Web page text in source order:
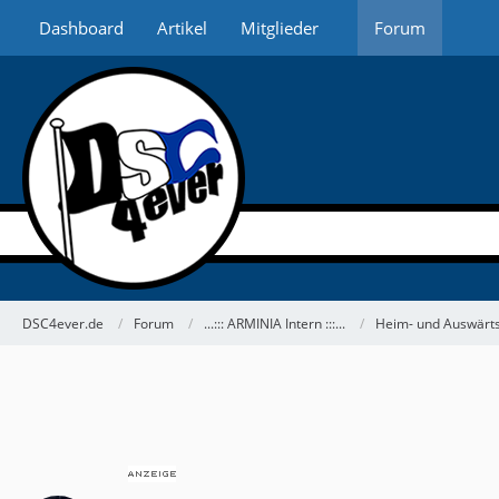
Dashboard Artikel Mitglieder Forum
DSC4ever.de Forum ...::: ARMINIA Intern :::... Heim- und